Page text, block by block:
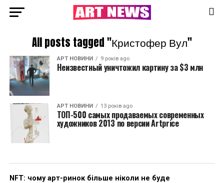
All posts tagged "Кристофер Вул"
АРТ НОВИНИ 9 років ago
Неизвестный уничтожил картину за $3 млн
АРТ НОВИНИ 13 років ago
ТОП-500 самых продаваемых современных
художников 2013 по версии Artprice
NFT: чому арт-ринок більше ніколи не буде